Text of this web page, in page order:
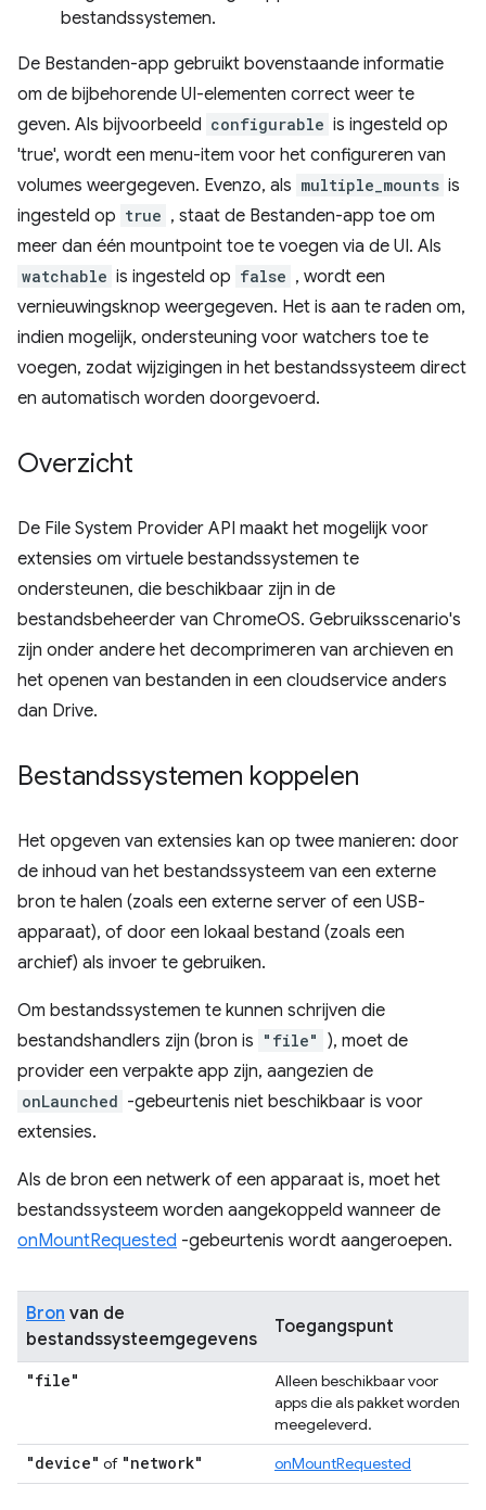
bestandssystemen.
De Bestanden-app gebruikt bovenstaande informatie
om de bijbehorende UI-elementen correct weer te
geven. Als bijvoorbeeld configurable is ingesteld op
'true', wordt een menu-item voor het configureren van
volumes weergegeven. Evenzo, als multiple_mounts is
ingesteld op true , staat de Bestanden-app toe om
meer dan één mountpoint toe te voegen via de UI. Als
watchable is ingesteld op false , wordt een
vernieuwingsknop weergegeven. Het is aan te raden om,
indien mogelijk, ondersteuning voor watchers toe te
voegen, zodat wijzigingen in het bestandssysteem direct
en automatisch worden doorgevoerd.
Overzicht
De File System Provider API maakt het mogelijk voor
extensies om virtuele bestandssystemen te
ondersteunen, die beschikbaar zijn in de
bestandsbeheerder van ChromeOS. Gebruiksscenario's
zijn onder andere het decomprimeren van archieven en
het openen van bestanden in een cloudservice anders
dan Drive.
Bestandssystemen koppelen
Het opgeven van extensies kan op twee manieren: door
de inhoud van het bestandssysteem van een externe
bron te halen (zoals een externe server of een USB-
apparaat), of door een lokaal bestand (zoals een
archief) als invoer te gebruiken.
Om bestandssystemen te kunnen schrijven die
bestandshandlers zijn (bron is "file"
), moet de
provider een verpakte app zijn, aangezien de
onLaunched -gebeurtenis niet beschikbaar is voor
extensies.
Als de bron een netwerk of een apparaat is, moet het
bestandssysteem worden aangekoppeld wanneer de
onMountRequested -gebeurtenis wordt aangeroepen.
Bron van de
bestandssysteemgegevens
Toegangspunt
"file"
Alleen beschikbaar voor
apps die als pakket worden
meegeleverd.
"device" of "network" onMountRequested